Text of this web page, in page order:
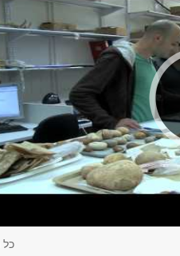
כל